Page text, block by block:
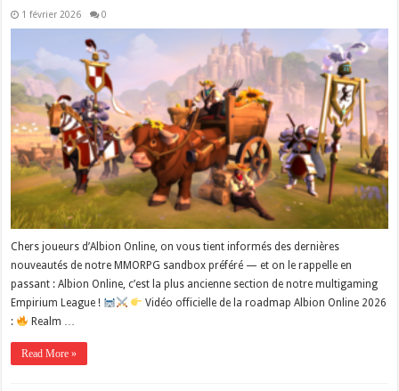
1 février 2026 0
Chers joueurs d’Albion Online, on vous tient informés des dernières
nouveautés de notre MMORPG sandbox préféré — et on le rappelle en
passant : Albion Online, c’est la plus ancienne section de notre multigaming
Empirium League !
Vidéo officielle de la roadmap Albion Online 2026
:
Realm …
Read More »